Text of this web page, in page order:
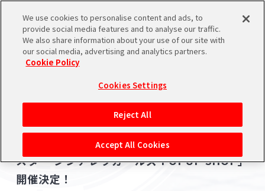
スケジュール 検索
バンダイナムコIDで
アイドルマスター ポータルへの登録について
シリアルコード・
あいことば
活動履歴
閲覧履歴・購入履歴
ニュース
グッズ コラボ・キャンペーン
2026.06.30
【シンデレラ】「TOPPA!!!BASE アイドルマ
スター シンデレラガールズ POPUP SHOP」
開催決定！
We use cookies to personalise content and ads, to
provide social media features and to analyse our traffic.
We also share information about your use of our site with
our social media, advertising and analytics partners.
Cookie Policy
Cookies Settings
Reject All
Accept All Cookies